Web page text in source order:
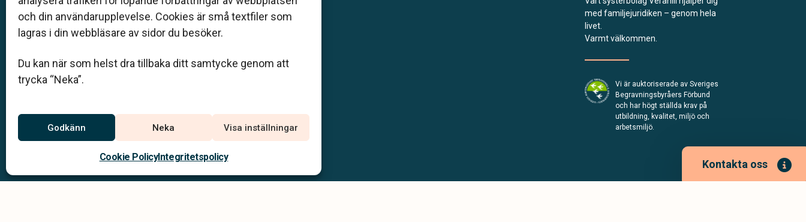
och din användarupplevelse. Cookies är små textfiler som
lagras i din webbläsare av sidor du besöker.
Du kan när som helst dra tillbaka ditt samtycke genom att
trycka “Neka”.
Godkänn Neka Visa inställningar
Cookie PolicyIntegritetspolicy
Kontakta oss
när det gäller bemötande och när vi utformar
skräddarsydda personliga begravningar.
info@lyckselebegravningstjanst.se
Jourtelefon
Du når oss dygnet runt på0950-101 82
med familjejuridiken – genom hela
livet.
Varmt välkommen.
Vi är auktoriserade av Sveriges
Begravningsbyråers Förbund
och har högt ställda krav på
utbildning, kvalitet, miljö och
arbetsmiljö.